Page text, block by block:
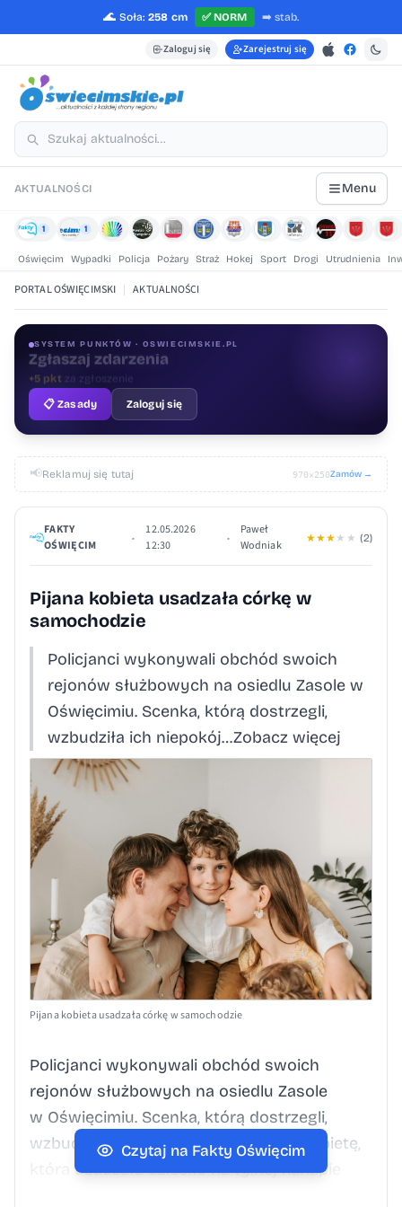
🌊 Soła: 258 cm ✅NORM ➡️ stab.
Zaloguj się Zarejestruj się
AKTUALNOŚCI Menu
1 1
Oświęcim Wypadki Policja Pożary Straż Hokej Sport Drogi Utrudnienia
PORTAL OŚWIĘCIMSKI | AKTUALNOŚCI
SYSTEM PUNKTÓW · OSWIECIMSKIE.PL
Oceniaj treści
+1 pktza ocenę
📋 Zasady
Zaloguj się
📢Reklamuj się tutaj 970×250Zamów →
FAKTY
OŚWIĘCIM
•
12.05.2026
12:30
•
Paweł
Wodniak
★★★ ★ ★ (2)
Pijana kobieta usadzała córkę w
samochodzie
Policjanci wykonywali obchód swoich
rejonów służbowych na osiedlu Zasole w
Oświęcimiu. Scenka, którą dostrzegli,
wzbudziła ich niepokój…Zobacz więcej
Pijana kobieta usadzała córkę w samochodzie
Policjanci wykonywali obchód swoich
rejonów służbowych na osiedlu Zasole
w Oświęcimiu. Scenka, którą dostrzegli,
wzbudziła ich niepokój. „Zauważyli kobietę,
która usadzała dziecko na tylnej kanapie
Czytaj na Fakty Oświęcim